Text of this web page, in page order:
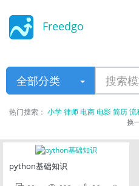
Freedgo
全部分类
热门搜索： 小学律师电商电影简历流
换
python基础知识